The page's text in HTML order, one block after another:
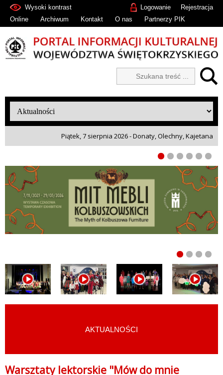
Rejestracja
Logowanie
Wysoki kontrast
Online
Archiwum Kontakt O nas Partnerzy PIK
Piątek, 7 sierpnia 2026 - Donaty, Olechny, Kajetana
AKTUALNOŚCI
Warsztaty lektorskie "Mów do mnie